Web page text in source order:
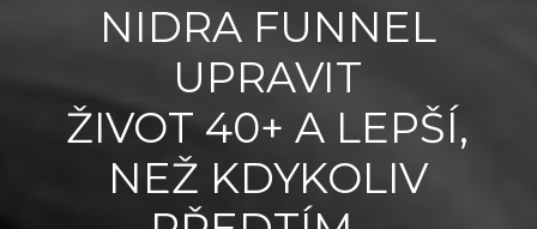
NIDRA FUNNEL
UPRAVIT
ŽIVOT 40+ A LEPŠÍ,
NEŽ KDYKOLIV